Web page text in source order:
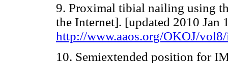
9. Proximal tibial nailing using
the Internet]. [updated 2010 Jan
http://www.aaos.org/OKOJ/
10. Semiextended position for